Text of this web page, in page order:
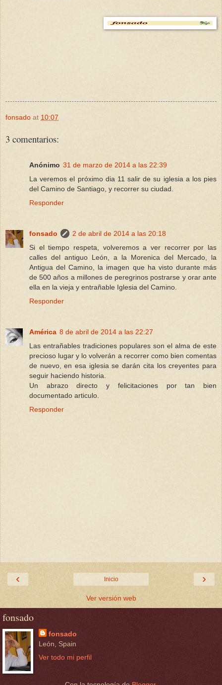
fonsado at 10:07
3 comentarios:
Anónimo 31 de marzo de 2014 a las 22:39
La veremos el próximo dia 11 salir de su iglesia a los pies
del Camino de Santiago, y recorrer su ciudad.
Responder
fonsado
2 de abril de 2014 a las 20:18
Si el tiempo respeta, volveremos a ver recorrer por las
calles del antiguo León, a la Morenica del Mercado, la
Antigua del Camino, la imagen que ha visto durante más
de 500 años a millones de peregrinos postrarse y orar ante
ella en la vieja y entrañable Iglesia del Camino.
Responder
América 8 de abril de 2014 a las 22:27
Las entrañables tradiciones populares son el alma de este
precioso lugar y lo volverán a recorrer como bien comentas
de nuevo, en esa iglesia se darán cita los creyentes para
seguir haciendo historia.
Un abrazo directo y felicitaciones por tan bien
documentado articulo.
Responder
‹ ›
Inicio
Ver versión web
fonsado
fonsado
León, Spain
Ver todo mi perfil